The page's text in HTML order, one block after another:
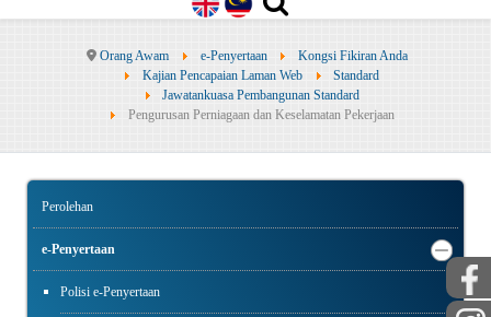
Orang Awam e-Penyertaan
Kongsi Fikiran Anda
Kajian Pencapaian Laman Web
Standard
Jawatankuasa Pembangunan Standard
Pengurusan Perniagaan dan Keselamatan Pekerjaan
Perolehan
e-Penyertaan
Polisi e-Penyertaan